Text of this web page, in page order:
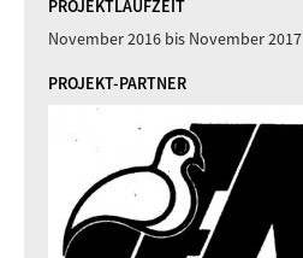
PROJEKTLAUFZEIT
November 2016 bis November 2017
PROJEKT-PARTNER